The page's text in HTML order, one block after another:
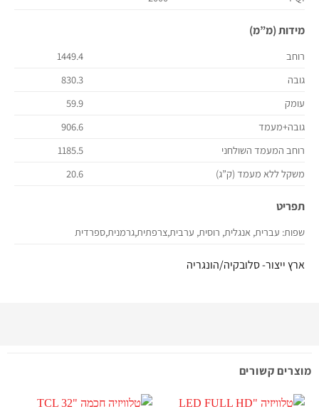
מידות (מ”מ)
רוחב
1449.4
גובה
830.3
עומק
59.9
גובה+מעמד
906.6
רוחב המעמד השולחני
1185.5
משקל ללא מעמד (ק”ג)
20.6
תפריט
שפות: עברית, אנגלית, רוסית, ערבית,צרפתית,גרמנית,ספרדית
ארץ ייצור- סלובקיה/הונגריה
מוצרים קשורים